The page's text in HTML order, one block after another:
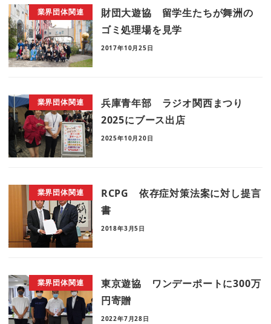
業界団体関連
財団大遊協 留学生たちが舞洲の
ゴミ処理場を見学
2017年10月25日
業界団体関連
兵庫青年部 ラジオ関西まつり
2025にブース出店
2025年10月20日
業界団体関連
RCPG 依存症対策法案に対し提言
書
2018年3月5日
業界団体関連
東京遊協 ワンデーポートに300万
円寄贈
2022年7月28日